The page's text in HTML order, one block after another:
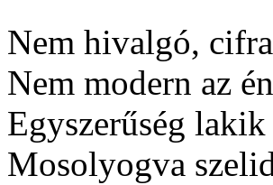
Nem hivalgó,
Nem modern az
Egyszerűség lakik
Mosolyogva